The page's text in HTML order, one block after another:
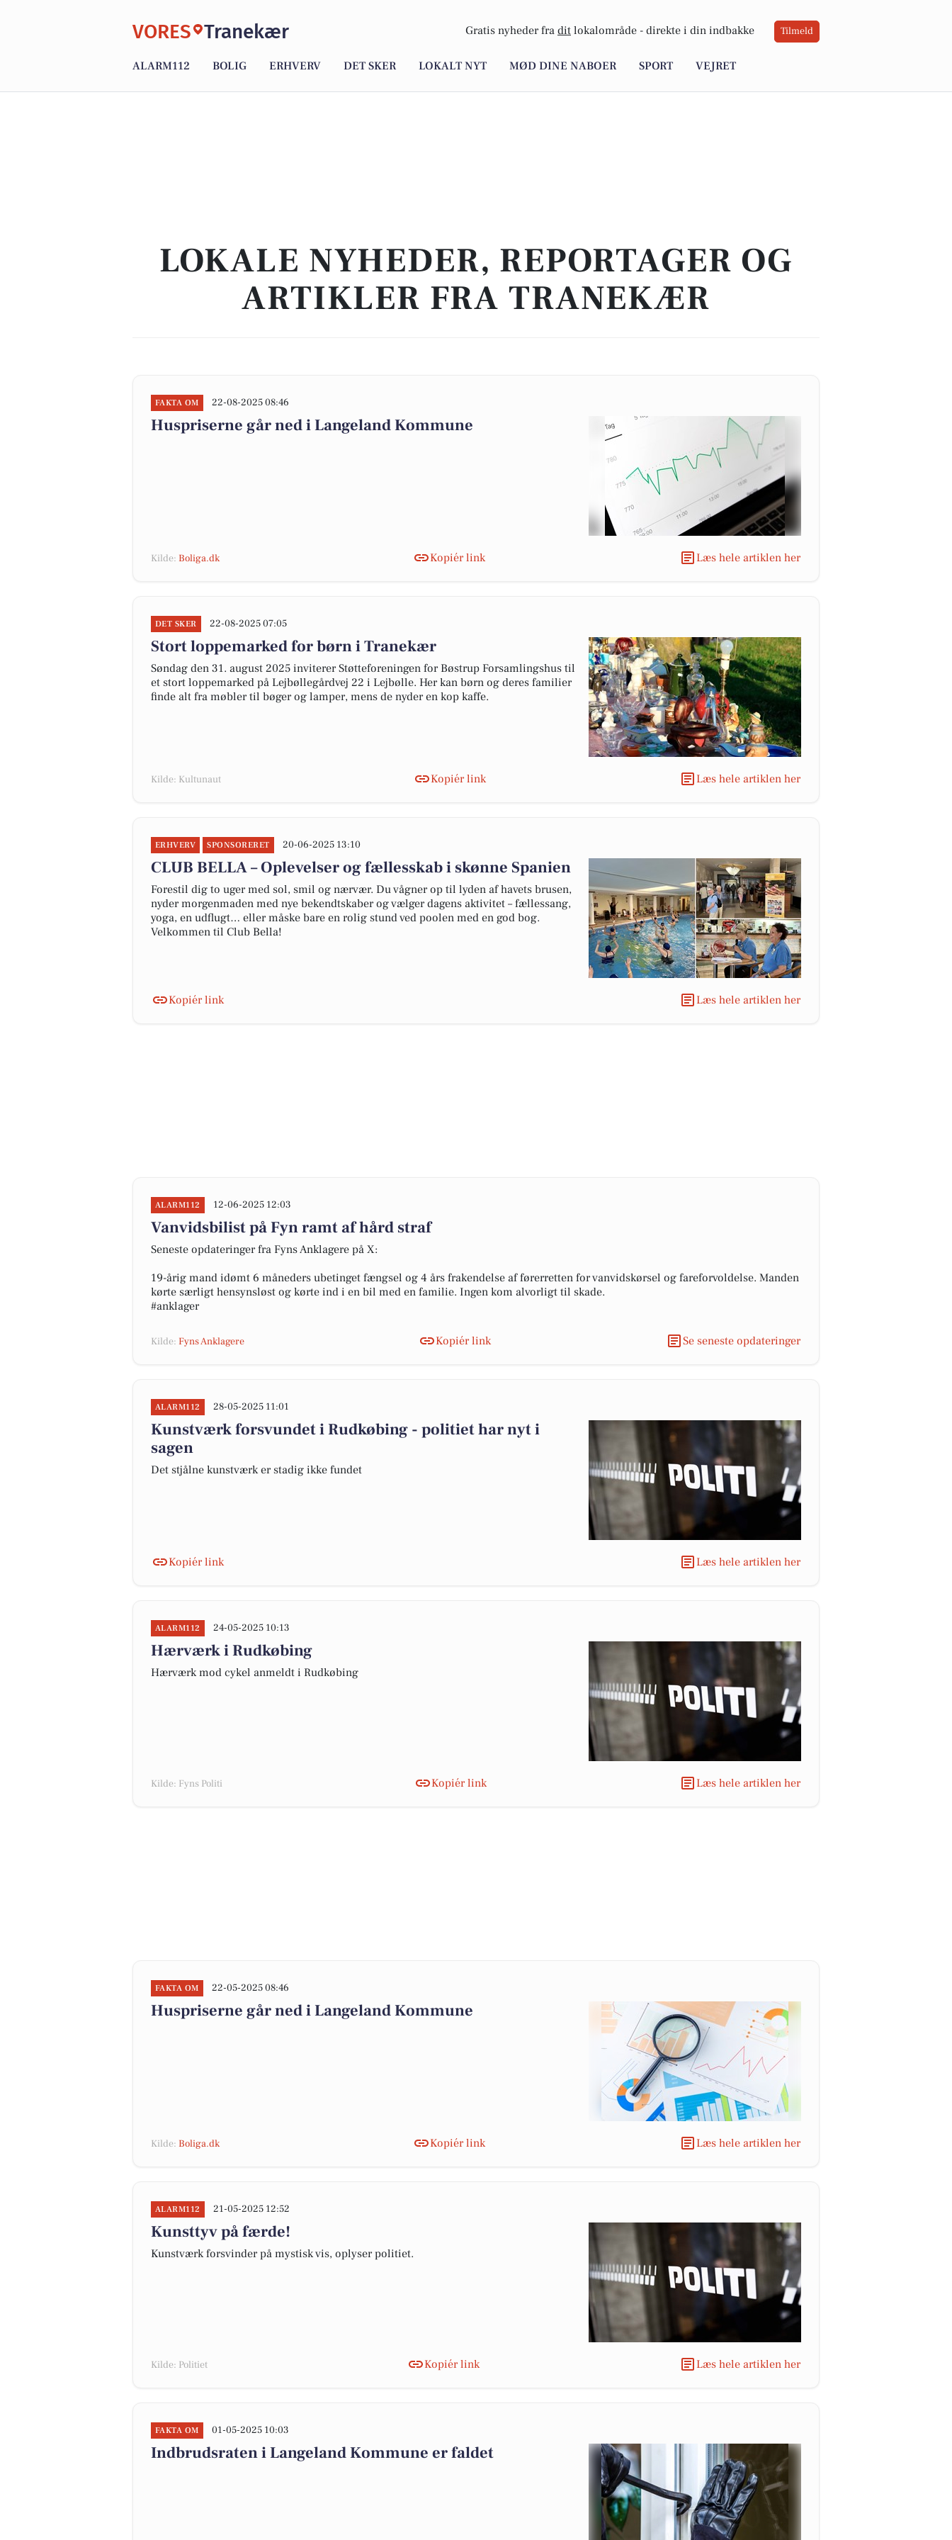
VORES Tranekær Gratis nyheder fra dit lokalområde - direkte i din indbakke Tilmeld
ALARM112 BOLIG ERHVERV DET SKER LOKALT NYT MØD DINE NABOER SPORT VEJRET
LOKALE NYHEDER, REPORTAGER OG
ARTIKLER FRA TRANEKÆR
FAKTA OM 22-08-2025 08:46
Huspriserne går ned i Langeland Kommune
Kilde: Boliga.dk Kopiér link Læs hele artiklen her
DET SKER 22-08-2025 07:05
Stort loppemarked for børn i Tranekær
Søndag den 31. august 2025 inviterer Støtteforeningen for Bøstrup Forsamlingshus til
et stort loppemarked på Lejbøllegårdvej 22 i Lejbølle. Her kan børn og deres familier
finde alt fra møbler til bøger og lamper, mens de nyder en kop kaffe.
Kilde: Kultunaut Kopiér link Læs hele artiklen her
ERHVERV SPONSORERET 20-06-2025 13:10
CLUB BELLA – Oplevelser og fællesskab i skønne Spanien
Forestil dig to uger med sol, smil og nærvær. Du vågner op til lyden af havets brusen,
nyder morgenmaden med nye bekendtskaber og vælger dagens aktivitet – fællessang,
yoga, en udflugt… eller måske bare en rolig stund ved poolen med en god bog.
Velkommen til Club Bella!
Kopiér link Læs hele artiklen her
ALARM112 12-06-2025 12:03
Vanvidsbilist på Fyn ramt af hård straf
Seneste opdateringer fra Fyns Anklagere på X:
19-årig mand idømt 6 måneders ubetinget fængsel og 4 års frakendelse af førerretten for vanvidskørsel og fareforvoldelse. Manden
kørte særligt hensynsløst og kørte ind i en bil med en familie. Ingen kom alvorligt til skade.
#anklager
Kilde: Fyns Anklagere Kopiér link Se seneste opdateringer
ALARM112 28-05-2025 11:01
Kunstværk forsvundet i Rudkøbing - politiet har nyt i
sagen
Det stjålne kunstværk er stadig ikke fundet
Kopiér link Læs hele artiklen her
ALARM112 24-05-2025 10:13
Hærværk i Rudkøbing
Hærværk mod cykel anmeldt i Rudkøbing
Kilde: Fyns Politi Kopiér link Læs hele artiklen her
FAKTA OM 22-05-2025 08:46
Huspriserne går ned i Langeland Kommune
Kilde: Boliga.dk Kopiér link Læs hele artiklen her
ALARM112 21-05-2025 12:52
Kunsttyv på færde!
Kunstværk forsvinder på mystisk vis, oplyser politiet.
Kilde: Politiet Kopiér link Læs hele artiklen her
FAKTA OM 01-05-2025 10:03
Indbrudsraten i Langeland Kommune er faldet